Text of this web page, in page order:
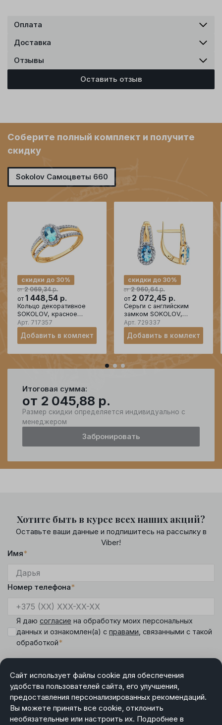
Оплата
Доставка
Отзывы
Оставить отзыв
Соберите полный комплект и получите
скидку
Sokolov Самоцветы 660
от 2 069,34р.
скидки до 30%
от 1 448,54 р.
Кольцо декоративное
SOKOLOV, красное
золото 585 проба,
вставка фианит
Арт. 717357
Добавить в комлект
от 2 960,64р.
скидки до 30%
от 2 072,45 р.
Серьги с английским
замком SOKOLOV,
красное золото 585
проба, вставка фианит
Арт. 729337
Добавить в комлект
Итоговая сумма:
от 2 045,88 р.
Размер скидки определяется индивидуально с
менеджером
Забронировать
Сайт использует файлы cookie для обеспечения
удобства пользователей сайта, его улучшения,
предоставления персонализированных рекомендаций.
Вы можете принять все cookie, отклонить
необязательные или настроить их. Подробнее в
Хотите быть в курсе всех наших акций?
Оставьте ваши данные и подпишитесь на рассылку в
Viber!
Имя*
Номер телефона*
Я даю согласие на обработку моих персональных
данных и ознакомлен(а) с правами , связанными с такой
обработкой*
DIAMANTE
Режим работы менеджера интернет-магазина:
пн-чт 9.00-18.00, пт 9.00-17.00, сб-вс выходной.